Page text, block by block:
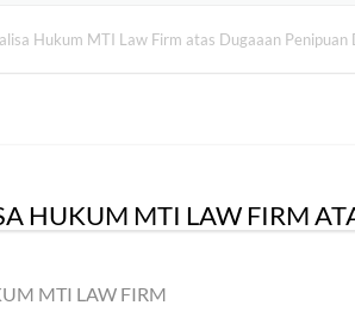
Hukum MTI Law Firm atas Dugaaan
HUKUM MTI LAW FIRM
MTI LAW FIRM